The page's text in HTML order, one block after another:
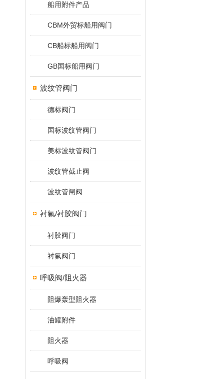
船用附件产品
CBM外贸标船用阀门
CB船标船用阀门
GB国标船用阀门
波纹管阀门
德标阀门
国标波纹管阀门
美标波纹管阀门
波纹管截止阀
波纹管闸阀
衬氟/衬胶阀门
衬胶阀门
衬氟阀门
呼吸阀/阻火器
阻爆轰型阻火器
油罐附件
阻火器
呼吸阀